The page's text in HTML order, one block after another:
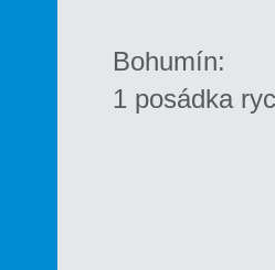
Bohumín:
1 posádka